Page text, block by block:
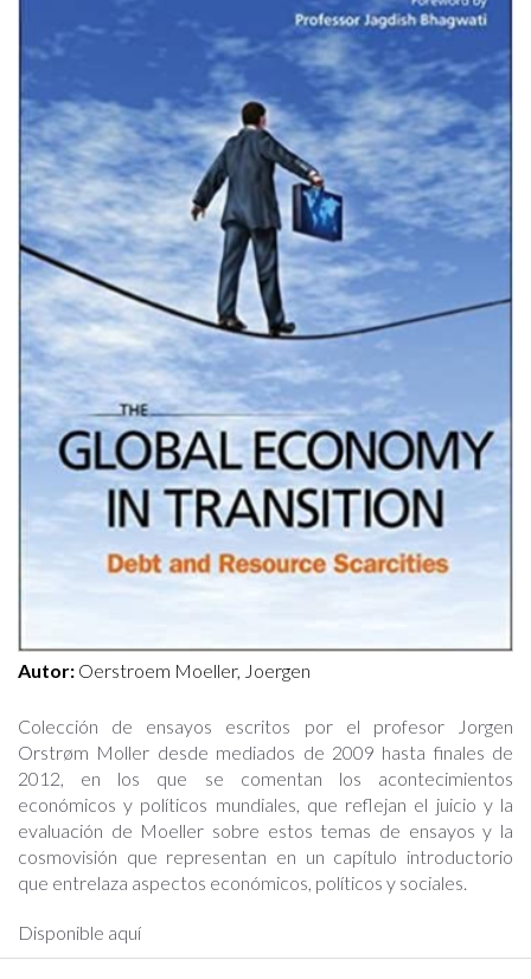
transition.jpg
Autor: Oerstroem Moeller, Joergen
Colección de ensayos escritos por el profesor Jorgen
Orstrøm Moller desde mediados de 2009 hasta finales de
2012, en los que se comentan los acontecimientos
económicos y políticos mundiales, que reflejan el juicio y la
evaluación de Moeller sobre estos temas de ensayos y la
cosmovisión que representan en un capítulo introductorio
que entrelaza aspectos económicos, políticos y sociales.
Disponible aquí